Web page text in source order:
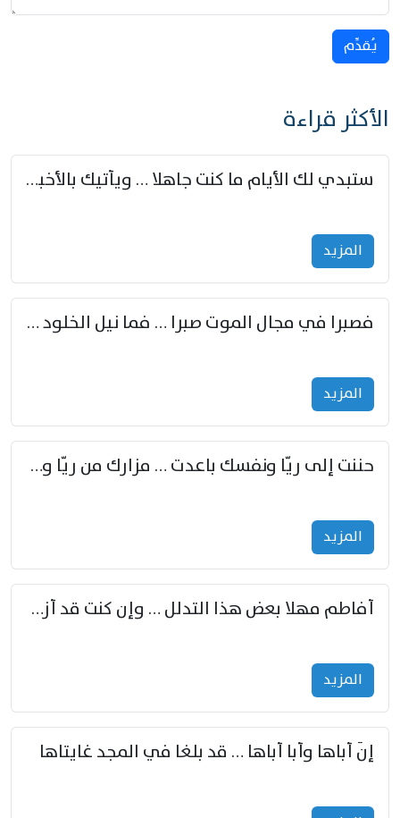
يُقدِّم
الأكثر قراءة
ستبدي لك الأيام ما كنت جاهلا … ويأتيك بالأخبار من لم تزوّد
المزید
فصبرا في مجال الموت صبرا … فما نيل الخلود بمستطاع
المزید
حننت إلى ريّا ونفسك باعدت … مزارك من ريّا وشعباكما معا
المزید
أفاطم مهلا بعض هذا التدلل … وإن كنت قد أزمعت صرمي فأجملي
المزید
إنّ أباها وأبا أباها … قد بلغا في المجد غايتاها